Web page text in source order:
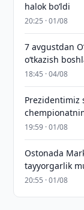
halok bo‘ldi
20:25 · 01/08
7 avgustdan
o‘tkazish
18:45 · 04/08
Prezidentimiz
19:59 · 01/08
Ostonada
tayyorgarlik
20:55 · 01/08